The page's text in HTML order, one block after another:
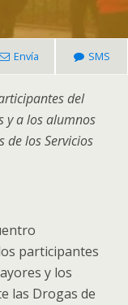
Envía SMS
del
y a los alumnos
de los Servicios
participantes
y los
las Drogas de